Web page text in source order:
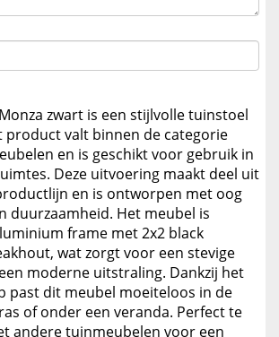
zwart is een stijlvolle tuinstoel
product valt binnen de categorie
en is geschikt voor gebruik in
Deze uitvoering maakt deel uit
en is ontworpen met oog
duurzaamheid. Het meubel is
frame met 2x2 black
wat zorgt voor een stevige
moderne uitstraling. Dankzij het
past dit meubel moeiteloos in de
of onder een veranda. Perfect te
andere tuinmeubelen voor een